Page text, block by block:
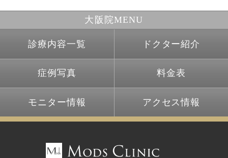
大阪院MENU
診療内容一覧 ドクター紹介
症例写真 料金表
モニター情報 アクセス情報